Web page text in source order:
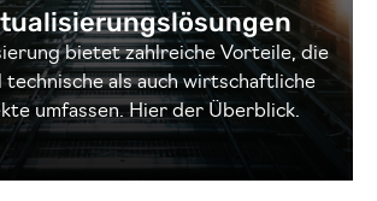
bietet zahlreiche Vorteile, die
technische als auch wirtschaftliche
umfassen. Hier der Überblick.